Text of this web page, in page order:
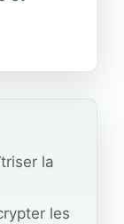
la
les